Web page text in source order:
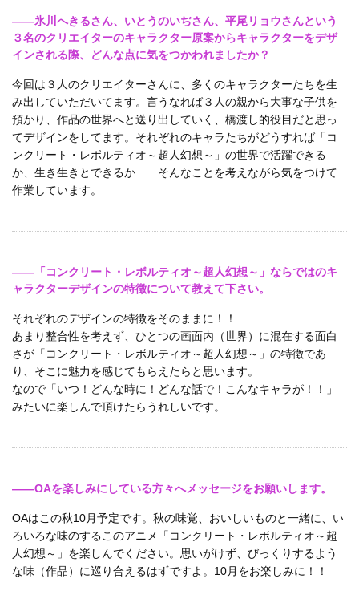
――氷川へきるさん、いとうのいぢさん、平尾リョウさんという
３名のクリエイターのキャラクター原案からキャラクターをデザ
インされる際、どんな点に気をつかわれましたか？
今回は３人のクリエイターさんに、多くのキャラクターたちを生
み出していただいてます。言うなれば３人の親から大事な子供を
預かり、作品の世界へと送り出していく、橋渡し的役目だと思っ
てデザインをしてます。それぞれのキャラたちがどうすれば「コ
ンクリート・レボルティオ～超人幻想～」の世界で活躍できる
か、生き生きとできるか……そんなことを考えながら気をつけて
作業しています。
――「コンクリート・レボルティオ～超人幻想～」ならではのキ
ャラクターデザインの特徴について教えて下さい。
それぞれのデザインの特徴をそのままに！！
あまり整合性を考えず、ひとつの画面内（世界）に混在する面白
さが「コンクリート・レボルティオ～超人幻想～」の特徴であ
り、そこに魅力を感じてもらえたらと思います。
なので「いつ！どんな時に！どんな話で！こんなキャラが！！」
みたいに楽しんで頂けたらうれしいです。
――OAを楽しみにしている方々へメッセージをお願いします。
OAはこの秋10月予定です。秋の味覚、おいしいものと一緒に、い
ろいろな味のするこのアニメ「コンクリート・レボルティオ～超
人幻想～」を楽しんでください。思いがけず、びっくりするよう
な味（作品）に巡り合えるはずですよ。10月をお楽しみに！！